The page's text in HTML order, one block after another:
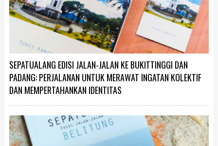
SEPATUALANG EDISI JALAN-JALAN KE BUKITTINGGI DAN
PADANG: PERJALANAN UNTUK MERAWAT INGATAN KOLEKTIF
DAN MEMPERTAHANKAN IDENTITAS